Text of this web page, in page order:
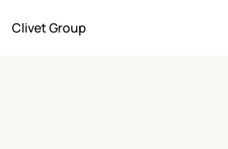
Clivet Group